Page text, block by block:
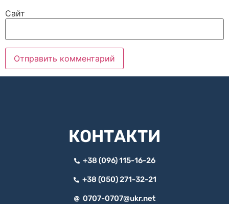
Сайт
КОНТАКТИ
+38 (096) 115-16-26
+38 (050) 271-32-21
0707-0707@ukr.net